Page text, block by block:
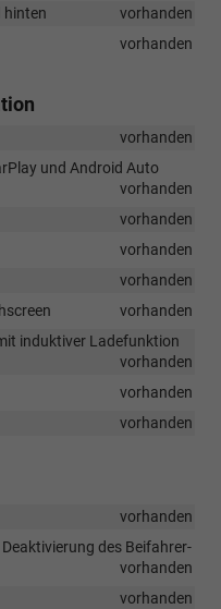
hinten
vorhanden
vorhanden
vorhanden
und Android Auto
vorhanden
vorhanden
vorhanden
vorhanden
vorhanden
induktiver Ladefunktion
vorhanden
vorhanden
vorhanden
vorhanden
des Beifahrer-
vorhanden
vorhanden